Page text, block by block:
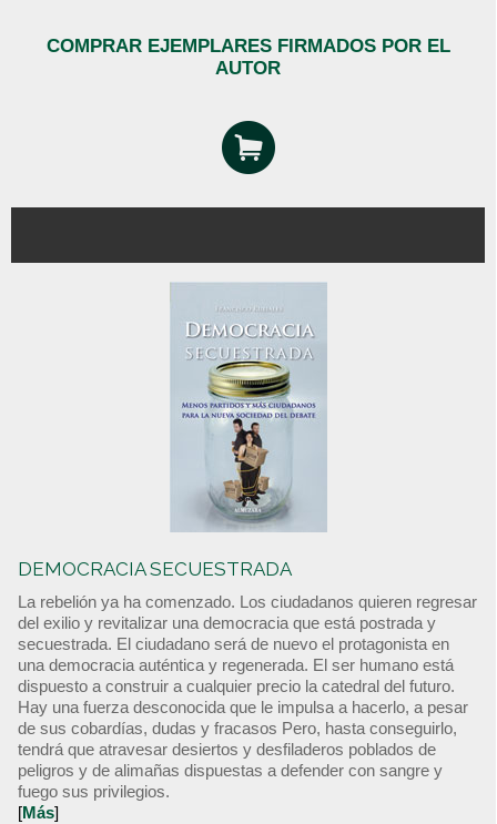
COMPRAR EJEMPLARES FIRMADOS POR EL
AUTOR
DEMOCRACIA SECUESTRADA
La rebelión ya ha comenzado. Los ciudadanos quieren regresar
del exilio y revitalizar una democracia que está postrada y
secuestrada. El ciudadano será de nuevo el protagonista en
una democracia auténtica y regenerada. El ser humano está
dispuesto a construir a cualquier precio la catedral del futuro.
Hay una fuerza desconocida que le impulsa a hacerlo, a pesar
de sus cobardías, dudas y fracasos Pero, hasta conseguirlo,
tendrá que atravesar desiertos y desfiladeros poblados de
peligros y de alimañas dispuestas a defender con sangre y
fuego sus privilegios.
[Más]